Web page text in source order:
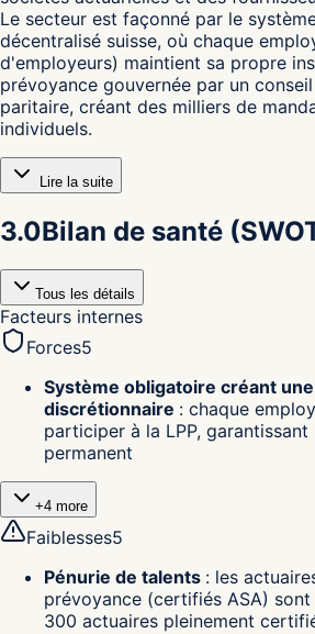
Le secteur est façonné par le
décentralisé suisse, où chaque
d'employeurs) maintient sa propre
prévoyance gouvernée par un
paritaire, créant des milliers de
individuels.
Lire la suite
3.0Bilan de santé
Tous les détails
Facteurs internes
Forces5
Système obligatoire créant
discrétionnaire : chaque
participer à la LPP,
permanent
+4 more
Faiblesses5
Pénurie de talents : les
prévoyance (certifiés ASA)
300 actuaires pleinement